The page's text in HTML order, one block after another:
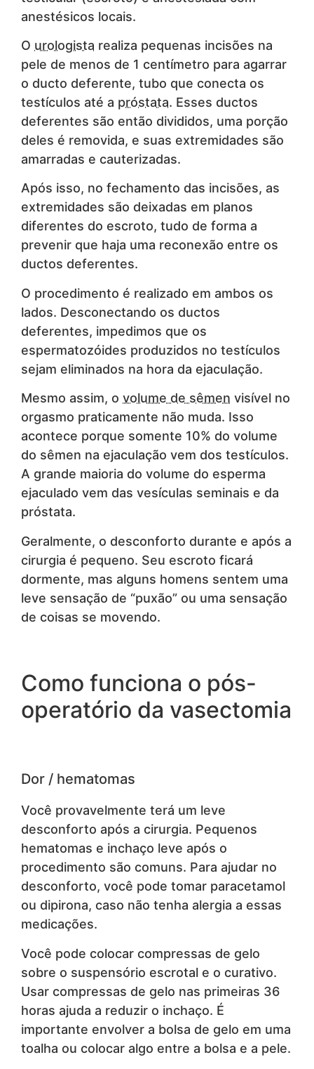
anestésicos locais.
O urologista realiza pequenas incisões na
pele de menos de 1 centímetro para agarrar
o ducto deferente, tubo que conecta os
testículos até a próstata. Esses ductos
deferentes são então divididos, uma porção
deles é removida, e suas extremidades são
amarradas e cauterizadas.
Após isso, no fechamento das incisões, as
extremidades são deixadas em planos
diferentes do escroto, tudo de forma a
prevenir que haja uma reconexão entre os
ductos deferentes.
O procedimento é realizado em ambos os
lados. Desconectando os ductos
deferentes, impedimos que os
espermatozóides produzidos no testículos
sejam eliminados na hora da ejaculação.
Mesmo assim, o volume de sêmen visível no
orgasmo praticamente não muda. Isso
acontece porque somente 10% do volume
do sêmen na ejaculação vem dos testículos.
A grande maioria do volume do esperma
ejaculado vem das vesículas seminais e da
próstata.
Geralmente, o desconforto durante e após a
cirurgia é pequeno. Seu escroto ficará
dormente, mas alguns homens sentem uma
leve sensação de “puxão” ou uma sensação
de coisas se movendo.
Como funciona o pós-
operatório da vasectomia
Dor / hematomas
Você provavelmente terá um leve
desconforto após a cirurgia. Pequenos
hematomas e inchaço leve após o
procedimento são comuns. Para ajudar no
desconforto, você pode tomar paracetamol
ou dipirona, caso não tenha alergia a essas
medicações.
Você pode colocar compressas de gelo
sobre o suspensório escrotal e o curativo.
Usar compressas de gelo nas primeiras 36
horas ajuda a reduzir o inchaço. É
importante envolver a bolsa de gelo em uma
toalha ou colocar algo entre a bolsa e a pele.